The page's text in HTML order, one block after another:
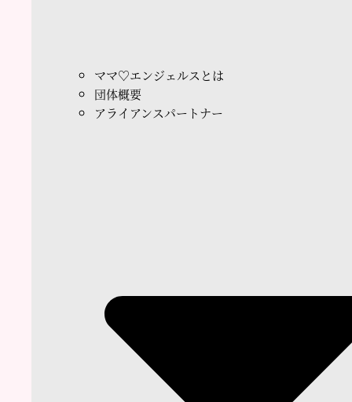
ママ♡エンジェルスとは
団体概要
アライアンスパートナー